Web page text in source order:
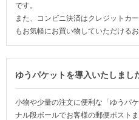
です。
また、コンビニ決済はクレジットカ
もお気軽にお買い物していただけるお
ゆうパケットを導入いたしまし
小物や少量の注文に便利な「ゆうパ
ナル段ボールでお客様の郵便ポスト